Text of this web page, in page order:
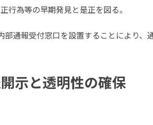
行為等の早期発見と是正を図る。
通報受付窓口を設置することにより、
示と透明性の確保